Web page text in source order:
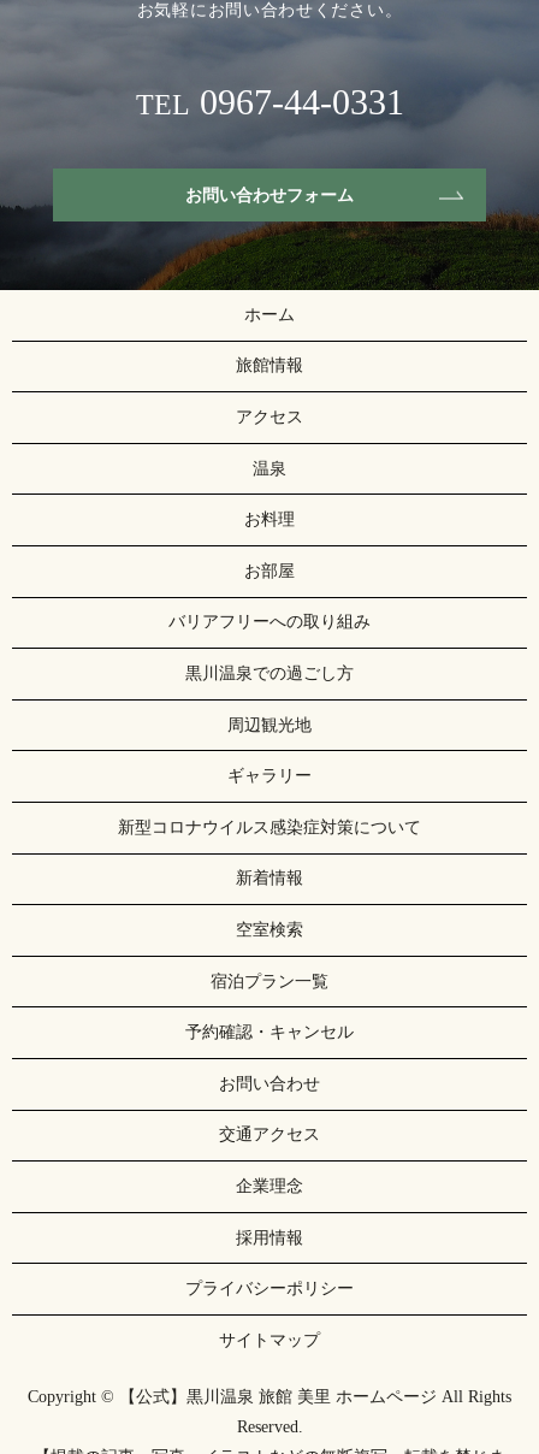
お気軽にお問い合わせください。
TEL 0967-44-0331
お問い合わせフォーム
ホーム
旅館情報
アクセス
温泉
お料理
お部屋
バリアフリーへの取り組み
黒川温泉での過ごし方
周辺観光地
ギャラリー
新型コロナウイルス感染症対策について
新着情報
空室検索
宿泊プラン一覧
予約確認・キャンセル
お問い合わせ
交通アクセス
企業理念
採用情報
プライバシーポリシー
サイトマップ
Copyright © 【公式】黒川温泉 旅館 美里 ホームページ All Rights
Reserved.